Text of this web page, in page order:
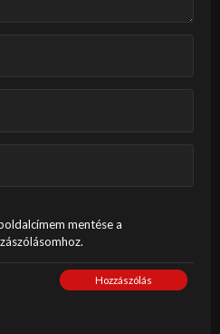
mentése a
Hozzászólás